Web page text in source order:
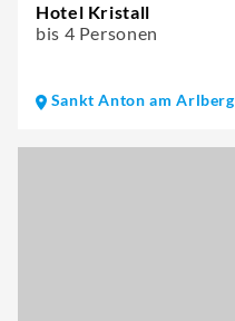
Hotel Kristall
bis 4 Personen
Sankt Anton am Arlberg